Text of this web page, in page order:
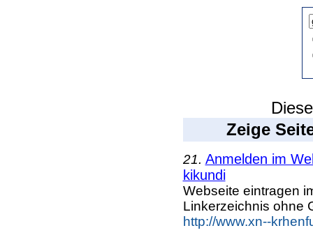
Zeige
21. Anmelden im
kikundi
Webseite eintragen
Linkerzeichnis ohne
http://www.xn--